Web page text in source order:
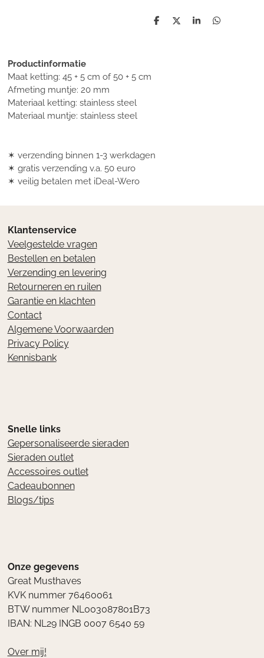
D
D
S
D
Productinformatie
Maat ketting: 45 + 5 cm of 50 + 5 cm
Afmeting muntje: 20 mm
Materiaal ketting: stainless steel
Materiaal muntje: stainless steel
✶ verzending binnen 1-3 werkdagen
✶ gratis verzending v.a. 50 euro
✶ veilig betalen met iDeal-Wero
Klantenservice
Veelgestelde vragen
Bestellen en betalen
Verzending en levering
Retourneren en ruilen
Garantie en klachten
Contact
Algemene Voorwaarden
Privacy Policy
Kennisbank
Snelle links
Gepersonaliseerde sieraden
Sieraden outlet
Accessoires outlet
Cadeaubonnen
Blogs/tips
Onze gegevens
Great Musthaves
KVK nummer 76460061
BTW nummer NL003087801B73
IBAN: NL29 INGB 0007 6540 59
Over mij!